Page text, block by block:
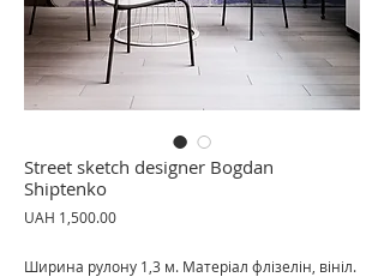
Streеt sketch designer Bogdan
Shiptenko
UAH 1,500.00Price
Ширина рулону 1,3 м. Матеріал флізелін, вініл.